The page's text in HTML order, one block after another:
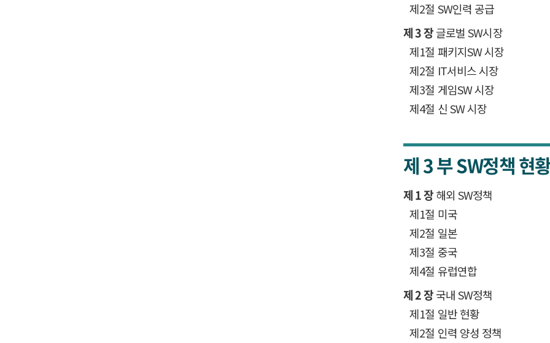
제2절 SW인력 공급
제 3 장글로벌 SW시장
제1절 패키지SW 시장
제2절 IT서비스 시장
제3절 게임SW 시장
제4절 신 SW 시장
제 3 부SW정책 현
제 1 장해외 SW정책
제1절 미국
제2절 일본
제3절 중국
제4절 유럽연합
제 2 장국내 SW정책
제1절 일반 현황
제2절 인력 양성 정책